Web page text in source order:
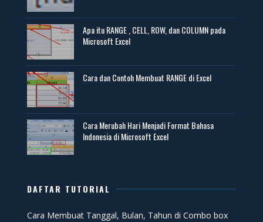
Apa itu RANGE , CELL, ROW, dan COLUMN pada
Microsoft Excel
Cara dan Contoh Membuat RANGE di Excel
Cara Merubah Hari Menjadi Format Bahasa
Indonesia di Microsoft Excel
DAFTAR TUTORIAL
Cara Membuat Tanggal, Bulan, Tahun di Combo box